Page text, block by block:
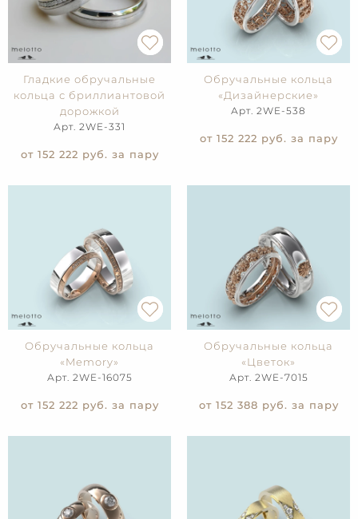
Гладкие обручальные
кольца с бриллиантовой
дорожкой
Арт. 2WE-331
от 152 222 руб. за пару
Обручальные кольца
«Дизайнерские»
Арт. 2WE-538
от 152 222 руб. за пару
Обручальные кольца
«Memory»
Арт. 2WE-16075
от 152 222 руб. за пару
Обручальные кольца
«Цветок»
Арт. 2WE-7015
от 152 388 руб. за пару